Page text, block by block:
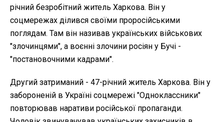
річний безробітний житель Харкова. Він у
соцмережах ділився своїми проросійськими
поглядам. Там він називав українських військових
"злочинцями", а воєнні злочини росіян у Бучі -
"постановочними кадрами".
Другий затриманий - 47-річний житель Харкова. Він у
забороненій в Україні соцмережі "Одноклассники"
повторював наративи російської пропаганди.